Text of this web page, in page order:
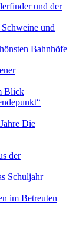
und der
und
Bahnhöfe
Blick
Die
der
Schuljahr
im Betreuten